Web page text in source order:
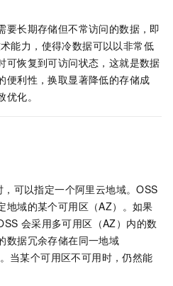
要长期存储但不常访问的数据，即
能力，使得冷数据可以以非常低
可恢复到可访问状态，这就是数据
便利性，换取显著降低的存储成
化。
，可以指定一个阿里云地域。OSS
地域的某个可用区（AZ）。如果
会采用多可用区（AZ）内的数
数据冗余存储在同一地域
当某个可用区不可用时，仍然能